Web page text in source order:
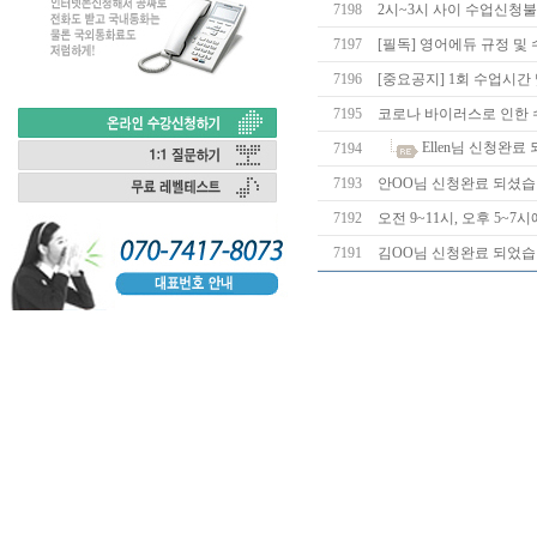
7198 2시~3시 사이 수업신청
7197 [필독] 영어에듀 규정 및
7196 [중요공지] 1회 수업시
7195 코로나 바이러스로 인한
7194 Ellen님 신청완료
7193 안OO님 신청완료 되셨
7192 오전 9~11시, 오후 5~7
7191 김OO님 신청완료 되었